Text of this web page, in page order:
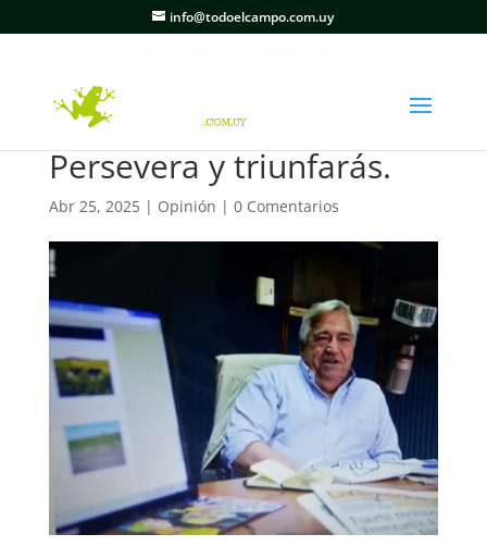
info@todoelcampo.com.uy
Persevera y triunfarás.
Abr 25, 2025| Opinión | 0 Comentarios